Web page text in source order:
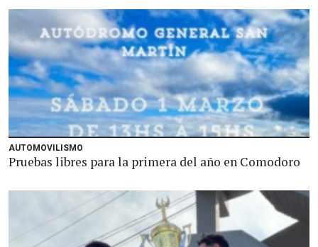
AUTOMOVILISMO
Pruebas libres para la primera del año en Comodoro